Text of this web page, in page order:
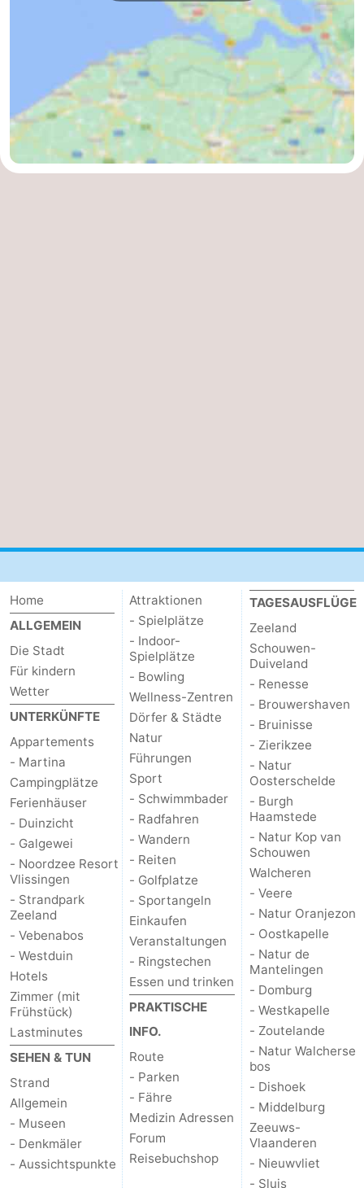
Home
ALLGEMEIN
Die Stadt
Für kindern
Wetter
UNTERKÜNFTE
Appartements
- Martina
Campingplätze
Ferienhäuser
- Duinzicht
- Galgewei
- Noordzee Resort
Vlissingen
- Strandpark
Zeeland
- Vebenabos
- Westduin
Hotels
Zimmer (mit
Frühstück)
Lastminutes
SEHEN & TUN
Strand
Allgemein
- Museen
- Denkmäler
- Aussichtspunkte
Attraktionen
- Spielplätze
- Indoor-
Spielplätze
- Bowling
Wellness-Zentren
Dörfer & Städte
Natur
Führungen
Sport
- Schwimmbader
- Radfahren
- Wandern
- Reiten
- Golfplatze
- Sportangeln
Einkaufen
Veranstaltungen
- Ringstechen
Essen und trinken
PRAKTISCHE
INFO.
Route
- Parken
- Fähre
Medizin Adressen
Forum
Reisebuchshop
TAGESAUSFLÜGE
Zeeland
Schouwen-
Duiveland
- Renesse
- Brouwershaven
- Bruinisse
- Zierikzee
- Natur
Oosterschelde
- Burgh
Haamstede
- Natur Kop van
Schouwen
Walcheren
- Veere
- Natur Oranjezon
- Oostkapelle
- Natur de
Mantelingen
- Domburg
- Westkapelle
- Zoutelande
- Natur Walcherse
bos
- Dishoek
- Middelburg
Zeeuws-
Vlaanderen
- Nieuwvliet
- Sluis